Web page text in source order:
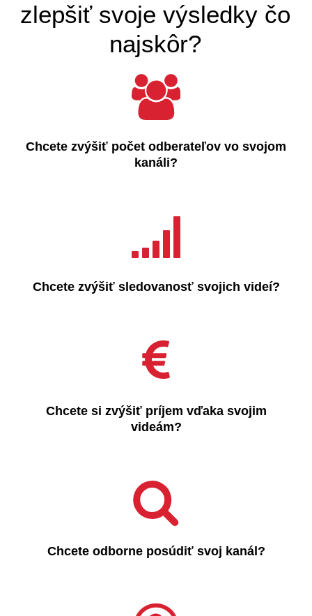
zlepšiť svoje výsledky čo
najskôr?
Chcete zvýšiť počet odberateľov vo svojom
kanáli?
Chcete zvýšiť sledovanosť svojich videí?
Chcete si zvýšiť príjem vďaka svojim
videám?
Chcete odborne posúdiť svoj kanál?